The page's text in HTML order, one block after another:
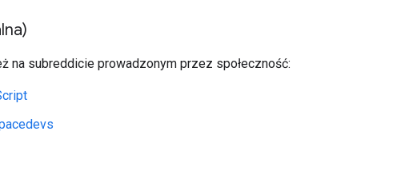
na subreddicie prowadzonym przez społeczność: